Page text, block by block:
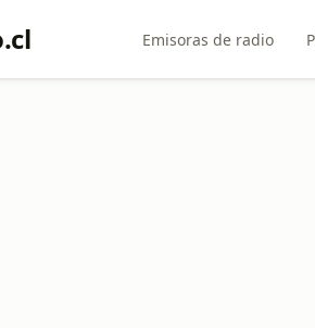
Emisoras de radio